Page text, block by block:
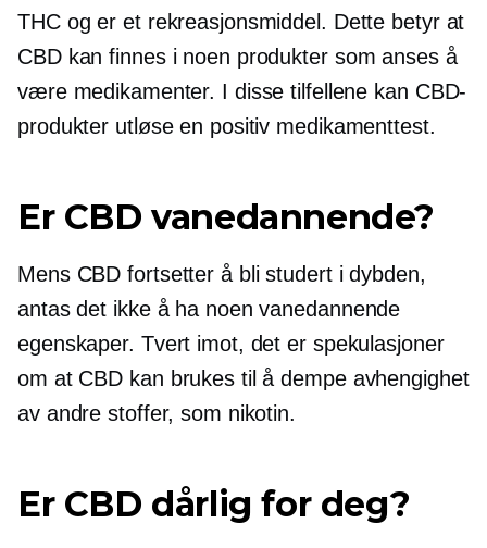
THC og er et rekreasjonsmiddel. Dette betyr at
CBD kan finnes i noen produkter som anses å
være medikamenter. I disse tilfellene kan CBD-
produkter utløse en positiv medikamenttest.
Er CBD vanedannende?
Mens CBD fortsetter å bli studert i dybden,
antas det ikke å ha noen vanedannende
egenskaper. Tvert imot, det er spekulasjoner
om at CBD kan brukes til å dempe avhengighet
av andre stoffer, som nikotin.
Er CBD dårlig for deg?